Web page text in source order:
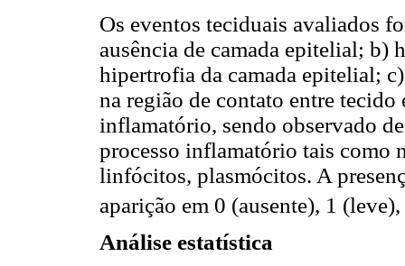
Os eventos teciduais avaliados
ausência de camada epitelial; b)
hipertrofia da camada epitelial;
na região de contato entre
inflamatório, sendo observado
processo inflamatório tais como
linfócitos, plasmócitos. A
aparição em 0 (ausente), 1
Análise estatística